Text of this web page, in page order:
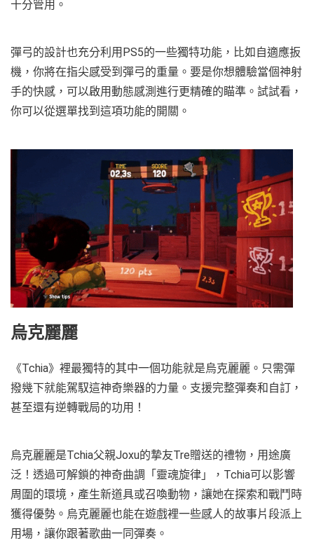
十分管用。
彈弓的設計也充分利用PS5的一些獨特功能，比如自適應扳
機，你將在指尖感受到彈弓的重量。要是你想體驗當個神射
手的快感，可以啟用動態感測進行更精確的瞄準。試試看，
你可以從選單找到這項功能的開關。
烏克麗麗
《Tchia》裡最獨特的其中一個功能就是烏克麗麗。只需彈
撥幾下就能駕馭這神奇樂器的力量。支援完整彈奏和自訂，
甚至還有逆轉戰局的功用！
烏克麗麗是Tchia父親Joxu的摯友Tre贈送的禮物，用途廣
泛！透過可解鎖的神奇曲調「靈魂旋律」，Tchia可以影響
周圍的環境，產生新道具或召喚動物，讓她在探索和戰鬥時
獲得優勢。烏克麗麗也能在遊戲裡一些感人的故事片段派上
用場，讓你跟著歌曲一同彈奏。